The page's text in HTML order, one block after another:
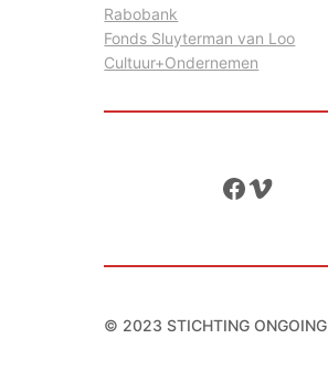
Rabobank
Fonds Sluyterman van Loo
Cultuur+Ondernemen
Facebook Vimeo
© 2023 STICHTING ONGOING